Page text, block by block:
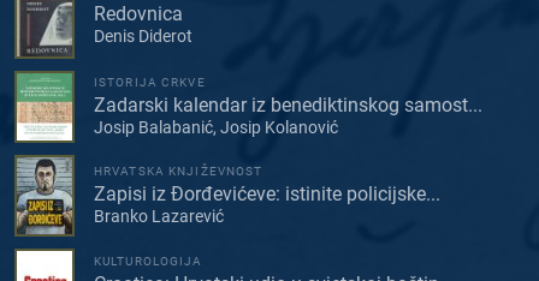
Redovnica
Denis Diderot
ISTORIJA CRKVE
Zadarski kalendar iz benediktinskog samost...
Josip Balabanić, Josip Kolanović
HRVATSKA KNJIŽEVNOST
Zapisi iz Đorđevićeve: istinite policijske...
Branko Lazarević
KULTUROLOGIJA